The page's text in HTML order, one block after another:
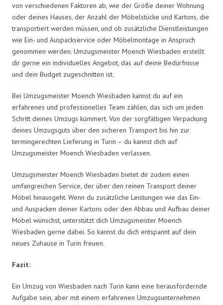
von verschiedenen Faktoren ab, wie der Größe deiner Wohnung
oder deines Hauses, der Anzahl der Möbelstücke und Kartons, die
transportiert werden müssen, und ob zusätzliche Dienstleistungen
wie Ein- und Auspackservice oder Möbelmontage in Anspruch
genommen werden. Umzugsmeister Moench Wiesbaden erstellt
dir gerne ein individuelles Angebot, das auf deine Bedürfnisse
und dein Budget zugeschnitten ist.
Bei Umzugsmeister Moench Wiesbaden kannst du auf ein
erfahrenes und professionelles Team zählen, das sich um jeden
Schritt deines Umzugs kümmert. Von der sorgfältigen Verpackung
deines Umzugsguts über den sicheren Transport bis hin zur
termingerechten Lieferung in Turin – du kannst dich auf
Umzugsmeister Moench Wiesbaden verlassen.
Umzugsmeister Moench Wiesbaden bietet dir zudem einen
umfangreichen Service, der über den reinen Transport deiner
Möbel hinausgeht. Wenn du zusätzliche Leistungen wie das Ein-
und Auspacken deiner Kartons oder den Abbau und Aufbau deiner
Möbel wünschst, unterstützt dich Umzugsmeister Moench
Wiesbaden gerne dabei. So kannst du dich entspannt auf dein
neues Zuhause in Turin freuen.
Fazit:
Ein Umzug von Wiesbaden nach Turin kann eine herausfordernde
Aufgabe sein, aber mit einem erfahrenen Umzugsunternehmen